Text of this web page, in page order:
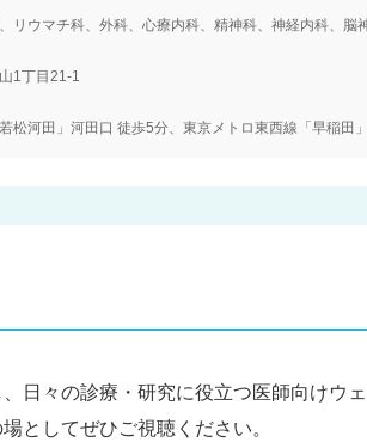
リウマチ科、外科、心療内科、精神科、神経内科、
1丁目21-1
松河田」河田口 徒歩5分、東京メトロ東西線「早稲田
日々の診療・研究に役立つ医師向けウ
としてぜひご視聴ください。